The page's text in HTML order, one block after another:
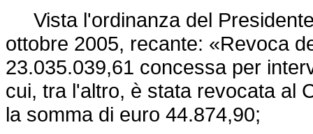
Vista l'ordinanza del
ottobre 2005, recante: «Revoca
23.035.039,61 concessa per
cui, tra l'altro, è stata revocata al
la somma di euro 44.874,90;